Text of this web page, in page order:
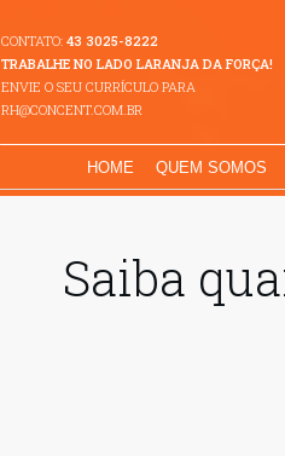
CONTATO: 43 3025-8222
TRABALHE NO LADO LARANJA DA FORÇA!
ENVIE O SEU CURRÍCULO PARA
RH@CONCENT.COM.BR
HOME QUEM SOMOS
Saiba